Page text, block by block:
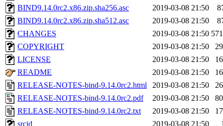
BIND9.14.0rc2.x86.zip.sha256.asc
2019-03-08 21:50
BIND9.14.0rc2.x86.zip.sha512.asc
2019-03-08 21:50
CHANGES
2019-03-08 21:50
COPYRIGHT
2019-03-08 21:50
LICENSE
2019-03-08 21:50
README
2019-03-08 21:50
RELEASE-NOTES-bind-9.14.0rc2.html
2019-03-08 21:50
RELEASE-NOTES-bind-9.14.0rc2.pdf
2019-03-08 21:50
RELEASE-NOTES-bind-9.14.0rc2.txt
2019-03-08 21:50
srcid
2019-03-08 21:50